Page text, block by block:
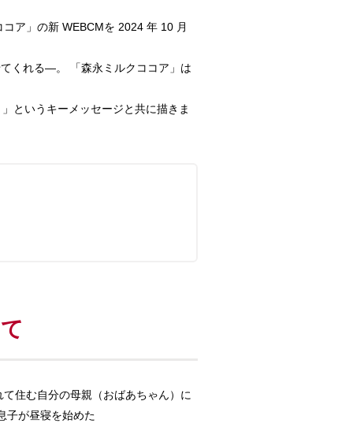
ア」の新 WEBCMを 2024 年 10 月
くれる―。 「森永ミルクココア」は
というキーメッセージと共に描きま
住む自分の母親（おばあちゃん）に
子が昼寝を始めた